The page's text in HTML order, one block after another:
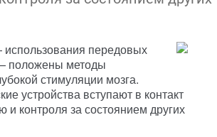
передовых
положены методы
стимуляции мозга.
устройства вступают в контакт
и контроля за состоянием других